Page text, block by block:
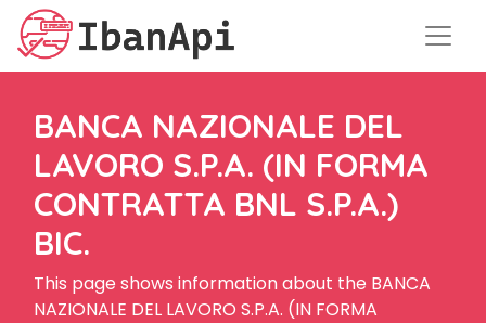
BANCA NAZIONALE DEL
LAVORO S.P.A. (IN FORMA
CONTRATTA BNL S.P.A.)
BIC.
This page shows information about the BANCA
NAZIONALE DEL LAVORO S.P.A. (IN FORMA